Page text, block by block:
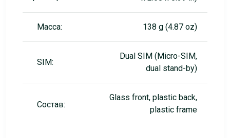
Масса: 138 g (4.87 oz)
SIM:
Dual SIM (Micro-SIM,
dual stand-by)
Состав:
Glass front, plastic back,
plastic frame